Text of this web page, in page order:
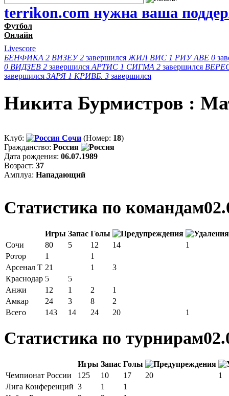
terrikon.com нужна ваша
Футбол
Онлайн
Livescore
БЕНФИКА 2 ВИЗЕУ 2 завершился ЖИЛ ВИС 1 РИУ АВЕ 0
0 ВИДЗЕВ 2 завершился АРТИС 1 СИГМА 2 завершился
завершился ЗАРЯ 1 КРИВБ. 3 завершился
Никита Бурмистров :
Клуб: Сочи (Номер: 18)
Гражданство: Россия
Дата рождения: 06.07.1989
Возраст: 37
Амплуа: Нападающий
Статистика по командам
Игры Запас Голы
Сочи
80 5 12 14
1
Ротор
1
1
Арсенал Т 21 1
3
Краснодар 5
5
Анжи
12 1 2
1
Амкар
24 3 8
2
Всего
143 14 24 20 1
Статистика по турнирам
Игры Запас Голы
Чемпионат России
125 10 17 20
1
Лига Конференций 3 1
1